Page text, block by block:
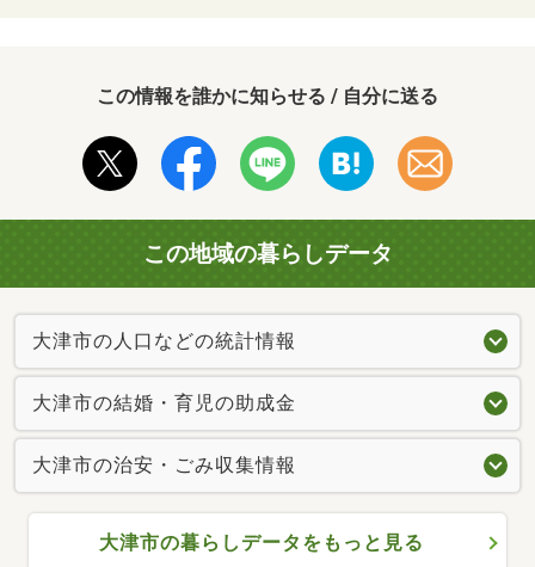
この情報を誰かに知らせる / 自分に送る
この地域の暮らしデータ
大津市の人口などの統計情報
大津市の結婚・育児の助成金
大津市の治安・ごみ収集情報
大津市の暮らしデータをもっと見る